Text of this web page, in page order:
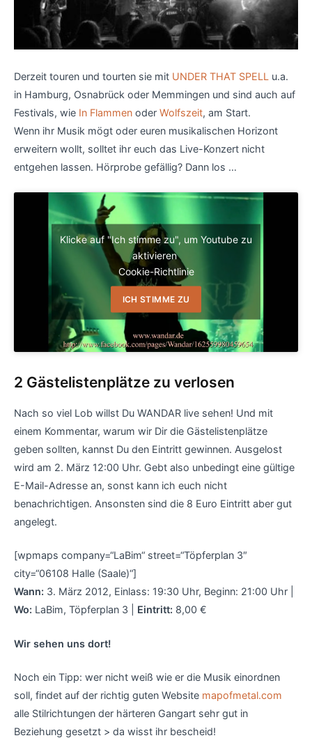
Derzeit touren und tourten sie mit UNDER THAT SPELL u.a.
in Hamburg, Osnabrück oder Memmingen und sind auch auf
Festivals, wie In Flammen oder Wolfszeit, am Start.
Wenn ihr Musik mögt oder euren musikalischen Horizont
erweitern wollt, solltet ihr euch das Live-Konzert nicht
entgehen lassen. Hörprobe gefällig? Dann los …
Klicke auf "Ich stimme zu", um Youtube zu
aktivieren
Cookie-Richtlinie
ICH STIMME ZU
2 Gästelistenplätze zu verlosen
Nach so viel Lob willst Du WANDAR live sehen! Und mit
einem Kommentar, warum wir Dir die Gästelistenplätze
geben sollten, kannst Du den Eintritt gewinnen. Ausgelost
wird am 2. März 12:00 Uhr. Gebt also unbedingt eine gültige
E-Mail-Adresse an, sonst kann ich euch nicht
benachrichtigen. Ansonsten sind die 8 Euro Eintritt aber gut
angelegt.
[wpmaps company=“LaBim“ street=“Töpferplan 3″
city=“06108 Halle (Saale)“]
Wann: 3. März 2012, Einlass: 19:30 Uhr, Beginn: 21:00 Uhr |
Wo: LaBim, Töpferplan 3 | Eintritt: 8,00 €
Wir sehen uns dort!
Noch ein Tipp: wer nicht weiß wie er die Musik einordnen
soll, findet auf der richtig guten Website mapofmetal.com
alle Stilrichtungen der härteren Gangart sehr gut in
Beziehung gesetzt > da wisst ihr bescheid!